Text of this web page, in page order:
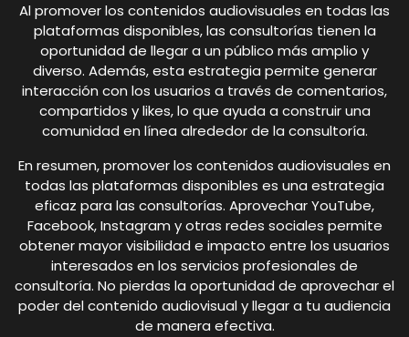
Al promover los contenidos audiovisuales en todas las
plataformas disponibles, las consultorías tienen la
oportunidad de llegar a un público más amplio y
diverso. Además, esta estrategia permite generar
interacción con los usuarios a través de comentarios,
compartidos y likes, lo que ayuda a construir una
comunidad en línea alrededor de la consultoría.
En resumen, promover los contenidos audiovisuales en
todas las plataformas disponibles es una estrategia
eficaz para las consultorías. Aprovechar YouTube,
Facebook, Instagram y otras redes sociales permite
obtener mayor visibilidad e impacto entre los usuarios
interesados en los servicios profesionales de
consultoría. No pierdas la oportunidad de aprovechar el
poder del contenido audiovisual y llegar a tu audiencia
de manera efectiva.